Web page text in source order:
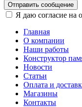
Отправить сообщение
Я даю согласие на
Главная
О компании
Наши работы
Конструктор
Новости
Статьи
Оплата и
Магазины
Контакты